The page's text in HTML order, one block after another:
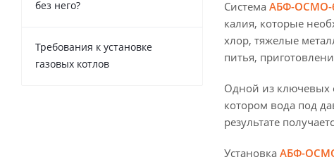
Система АБФ-ОСМО-
калия, которые
хлор, тяжелые
питья,
Одной из ключевых
котором вода под
результате
Установка АБФ-
без него?
Требования к установке
газовых котлов